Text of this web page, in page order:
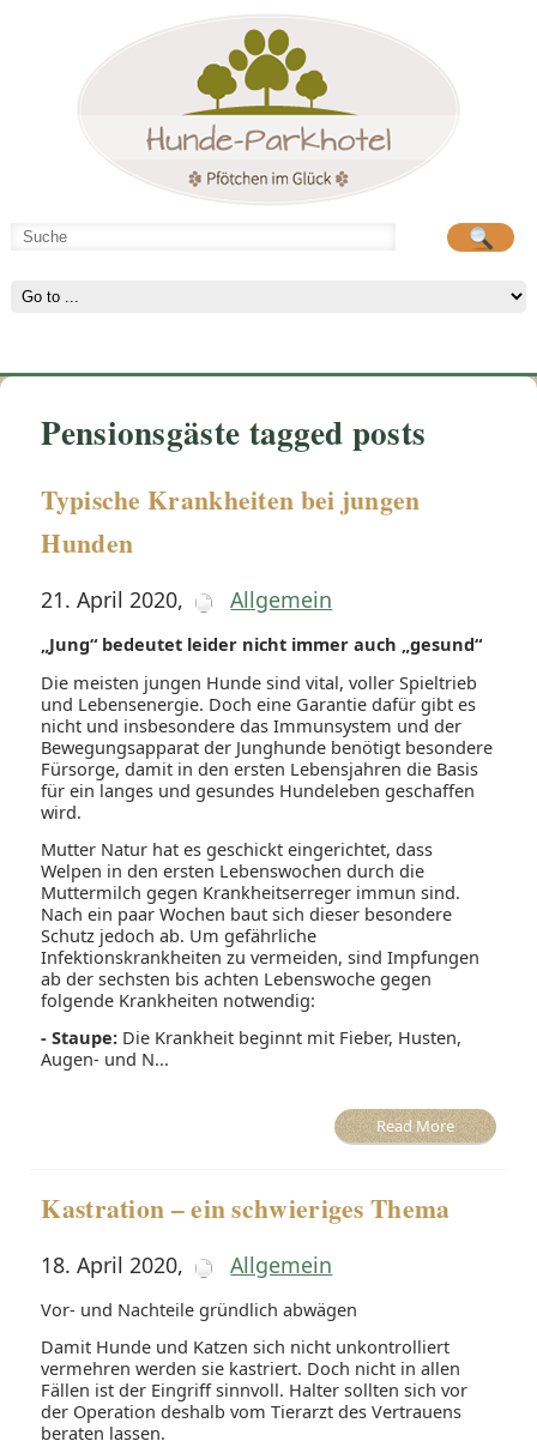
Hunde-Parkhotel
Hunde-Parkhotel
Pensionsgäste tagged posts
Typische Krankheiten bei jungen
Hunden
21. April 2020, Allgemein
„Jung“ bedeutet leider nicht immer auch „gesund“
Die meisten jungen Hunde sind vital, voller Spieltrieb
und Lebensenergie. Doch eine Garantie dafür gibt es
nicht und insbesondere das Immunsystem und der
Bewegungsapparat der Junghunde benötigt besondere
Fürsorge, damit in den ersten Lebensjahren die Basis
für ein langes und gesundes Hundeleben geschaffen
wird.
Mutter Natur hat es geschickt eingerichtet, dass
Welpen in den ersten Lebenswochen durch die
Muttermilch gegen Krankheitserreger immun sind.
Nach ein paar Wochen baut sich dieser besondere
Schutz jedoch ab. Um gefährliche
Infektionskrankheiten zu vermeiden, sind Impfungen
ab der sechsten bis achten Lebenswoche gegen
folgende Krankheiten notwendig:
- Staupe: Die Krankheit beginnt mit Fieber, Husten,
Augen- und N...
Read More
Kastration – ein schwieriges Thema
18. April 2020, Allgemein
Vor- und Nachteile gründlich abwägen
Damit Hunde und Katzen sich nicht unkontrolliert
vermehren werden sie kastriert. Doch nicht in allen
Fällen ist der Eingriff sinnvoll. Halter sollten sich vor
der Operation deshalb vom Tierarzt des Vertrauens
beraten lassen.